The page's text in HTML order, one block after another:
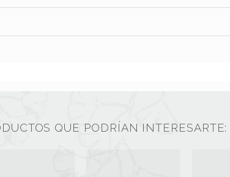
QUE PODRÍAN INTERESARTE: